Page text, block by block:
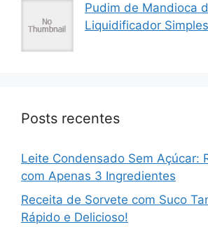
Pudim de Mandioca
Liquidificador
Posts recentes
Leite Condensado Sem Açúcar:
com Apenas 3 Ingredientes
Receita de Sorvete com Suco
Rápido e Delicioso!